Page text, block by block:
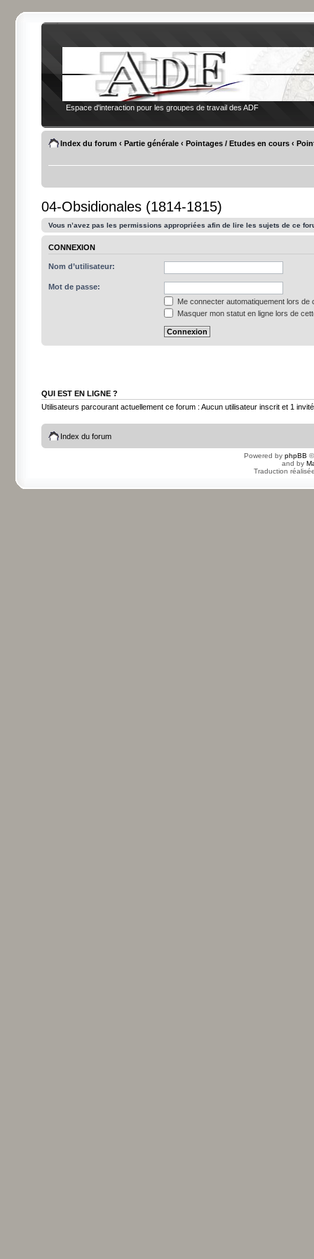
Espace d'interaction pour les groupes de travail des ADF
Index du forum ‹ Partie générale ‹ Pointages / Etudes en cours ‹
04-Obsidionales (1814-1815)
Vous n’avez pas les permissions appropriées afin de lire les sujets de ce
CONNEXION
Nom d’utilisateur:
Mot de passe:
Me connecter automatiquement lors de
Masquer mon statut en ligne lors de
QUI EST EN LIGNE ?
Utilisateurs parcourant actuellement ce forum : Aucun utilisateur inscrit et 1 invité
Index du forum
Powered by phpBB
and by
Traduction